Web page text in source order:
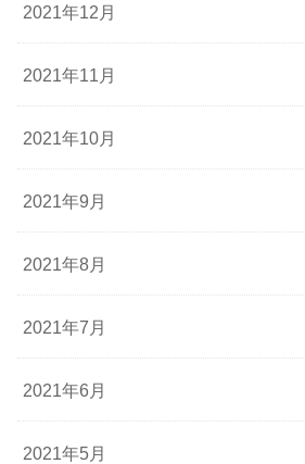
2021年12月
2021年11月
2021年10月
2021年9月
2021年8月
2021年7月
2021年6月
2021年5月